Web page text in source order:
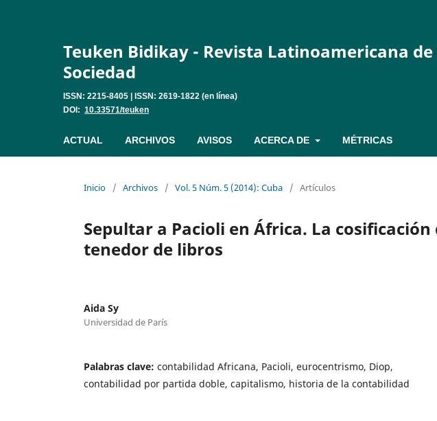
Teuken Bidikay - Revista Latinoamericana
Sociedad
ISSN: 2215-8405 | ISSN: 2619-1822 (en línea)
DOI: 10.33571/teuken
ACTUAL ARCHIVOS AVISOS ACERCA DE MÉTRICAS
Inicio / Archivos / Vol. 5 Núm. 5 (2014): Cuba / Artículos
Sepultar a Pacioli en África. La
tenedor de libros
Aida Sy
Universidad de París
Palabras clave: contabilidad Africana, Pacioli, eurocentrismo, Diop,
contabilidad por partida doble, capitalismo, historia de la contabilidad